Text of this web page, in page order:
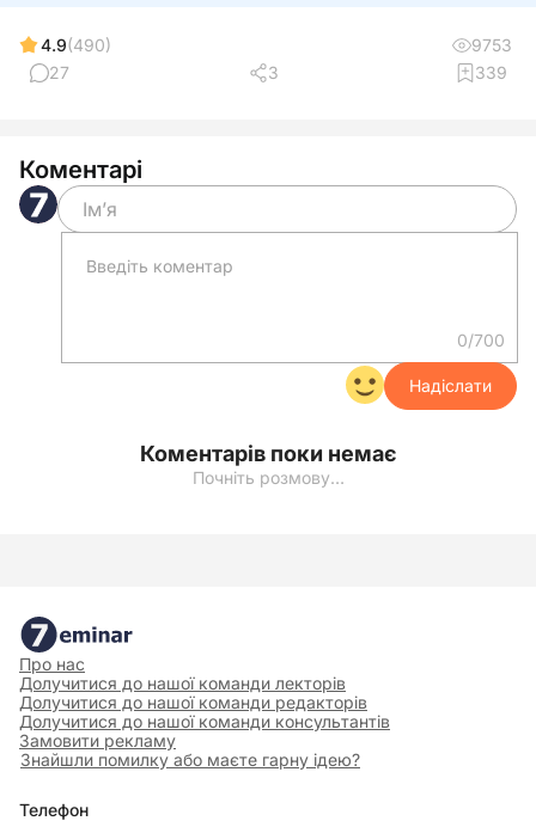
4.9(490)
9753
27
3 339
Коментарі
0/700
Надіслати
Коментарів поки немає
Почніть розмову…
Про нас
Долучитися до нашої команди лекторів
Долучитися до нашої команди редакторів
Долучитися до нашої команди консультантів
Замовити рекламу
Знайшли помилку або маєте гарну ідею?
Телефон